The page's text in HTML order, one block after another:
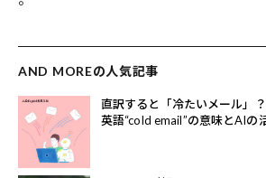
AND MOREの人気記事
直訳すると「冷たいメール」
英語“cold email”の意味とAIの